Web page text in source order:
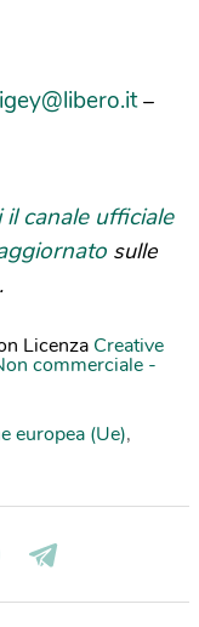
–
il canale ufficiale
sulle
Licenza Creative
commerciale -
europea (Ue),